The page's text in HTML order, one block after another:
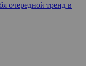
очередной тренд в